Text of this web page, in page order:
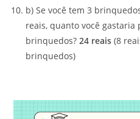
b) Se você tem 3
reais, quanto você gastaria
brinquedos?24 reais (8
brinquedos)